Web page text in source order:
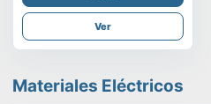
Ver
Materiales Eléctricos